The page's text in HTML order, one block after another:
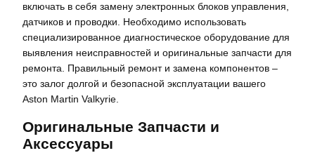
включать в себя замену электронных блоков управления,
датчиков и проводки. Необходимо использовать
специализированное диагностическое оборудование для
выявления неисправностей и оригинальные запчасти для
ремонта. Правильный ремонт и замена компонентов –
это залог долгой и безопасной эксплуатации вашего
Aston Martin Valkyrie.
Оригинальные Запчасти и
Аксессуары